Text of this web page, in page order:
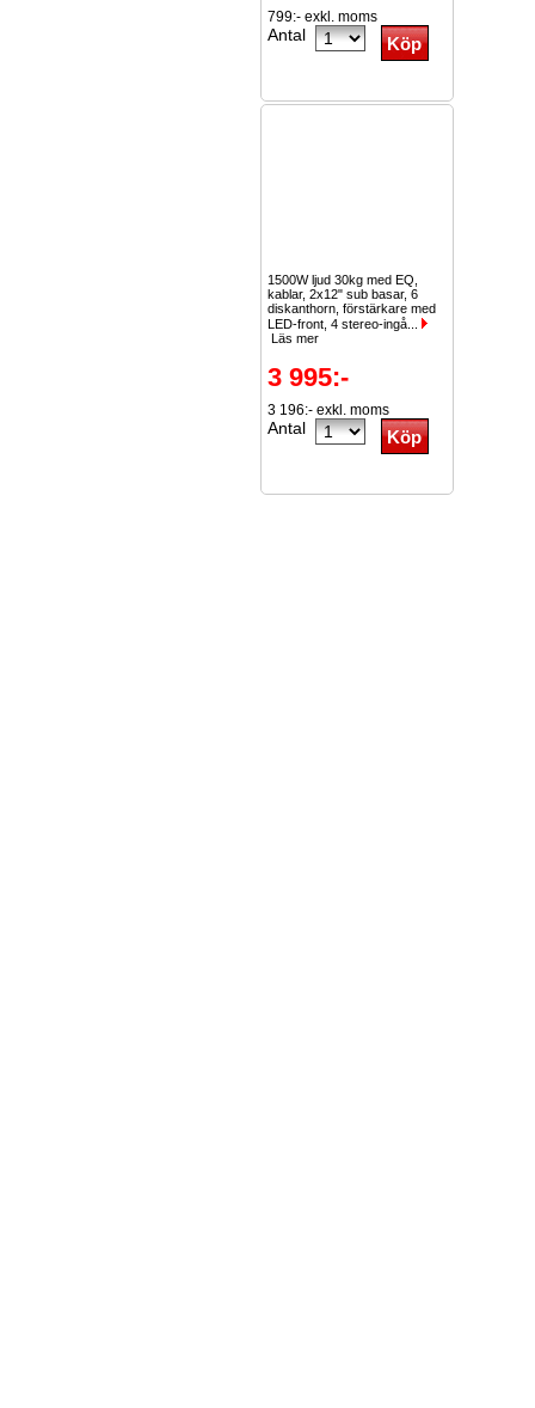
799:- exkl. moms
Antal
1500W ljud 30kg med EQ,
kablar, 2x12" sub basar, 6
diskanthorn, förstärkare med
LED-front, 4 stereo-ingå...
Läs mer
3 995:-
3 196:- exkl. moms
Antal